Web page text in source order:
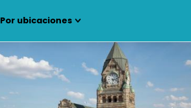
Por ubicaciones